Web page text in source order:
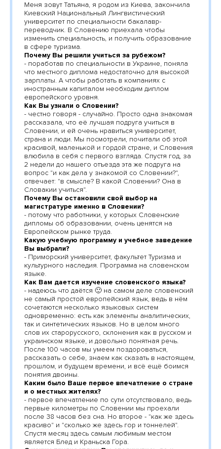
Меня зовут Татьяна, я родом из Киева, закончила
Киевский Национальный Лингвистический
университет по специальности бакалавр-
переводчик. В Словению приехала чтобы
изменить специальность, и получить образование
в сфере туризма.
Почему Вы решили учиться за рубежом?
- поработав по специальности в Украине, поняла
что местного диплома недостаточно для высокой
зарплаты. А чтобы работать в компаниях с
иностранным капиталом необходим диплом
европейского уровня.
Как Вы узнали о Словении?
- честно говоря - случайно. Просто одна знакомая
рассказала, что её лучшая подруга учиться в
Словении, и ей очень нравиться университет,
страна и люди. Мы посмотрели, почитали об этой
красивой, маленькой и гордой стране, и Словения
влюбила в себя с первого взгляда. Спустя год, за
2 недели до нашего отъезда эта же подруга на
вопрос "и как дела у знакомой со Словении?",
отвечает: "в смысле? В какой Словении? Она в
Словакии учиться".
Почему Вы остановили свой выбор на
магистратуре именно в Словении?
- потому что работники, у которых Словенские
дипломы об образовании, очень ценятся на
Европейском рынке труда.
Какую учебную программу и учебное заведение
Вы выбрали?
- Приморский университет, факультет Туризма и
культурного наследия. Программа на словенском
языке.
Как Вам дается изучение словенского языка?
- надеюсь что даётся 🙂 на самом деле словенский
не самый простой европейский язык, ведь в нём
сочетаются несколько языковых систем
одновременно: есть как элементы аналитических,
так и синтетических языков. Но в целом много
слов их старорусского, склонения как в русском и
украинском языке, и довольно понятная речь.
После 100 часов мы умеем поздороваться,
рассказать о себе, знаем как сказать в настоящем,
прошлом, и будущем времени, и всё ещё боимся
понятия двоины.
Каким было Ваше первое впечатление о стране
и о местных жителях?
- первое впечатление по сути отсутствовало, ведь
первые километры по Словении мы проехали
после 38 часов без сна. Но второе - "как же здесь
красиво" и "сколько же здесь гор и тоннелей".
Спустя месяц здесь самым любимым местом
является Блед и Краньска Гора.